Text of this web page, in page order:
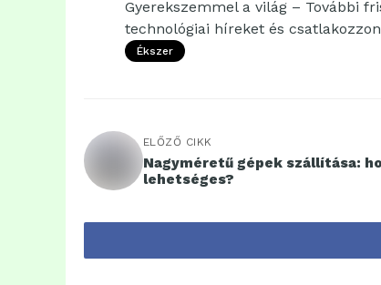
Gyerekszemmel a világ – További
technológiai híreket és
Ékszer
ELŐZŐ CIKK
Nagyméretű gépek szállítása:
lehetséges?